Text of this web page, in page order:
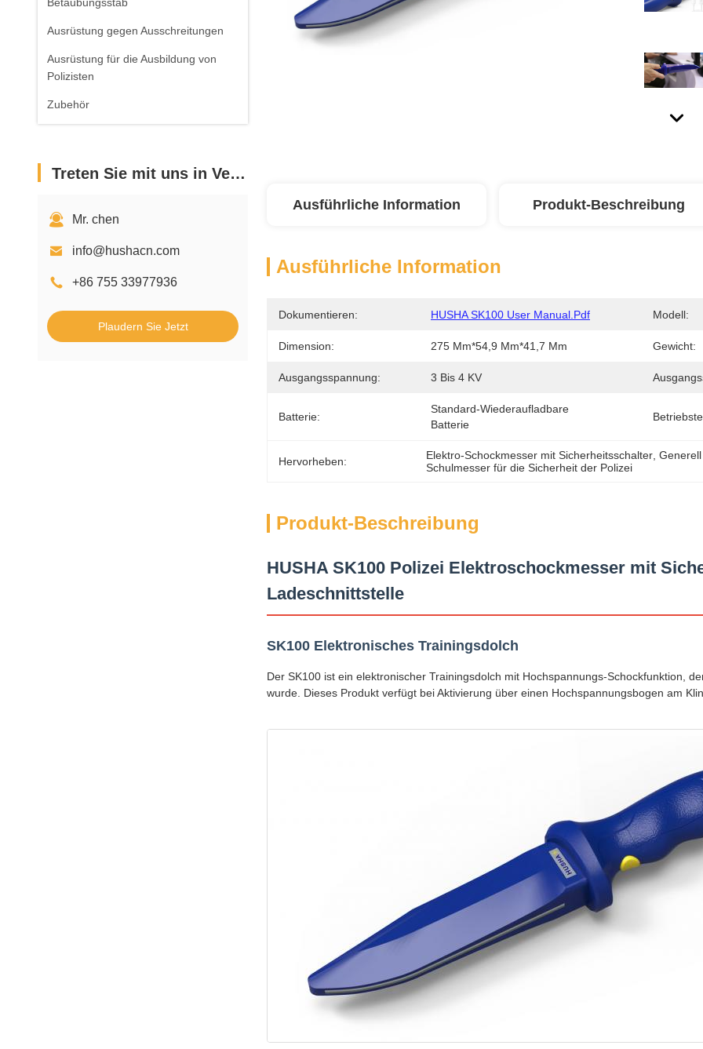
Ausrüstung gegen Ausschreitungen
Ausrüstung für die Ausbildung von
Polizisten
Zubehör
Treten Sie mit uns in Verbindung
Mr. chen
info@hushacn.com
+86 755 33977936
Plaudern Sie Jetzt
Ausführliche Information Produkt-Beschreibung
Ausführliche Information
Dokumentieren: HUSHA SK100 User Manual.pdf Modell:
Dimension: 275 Mm*54,9 Mm*41,7 Mm Gewicht:
Ausgangsspannung: 3 Bis 4 KV
Batterie:
Standard-Wiederaufladbare
Batterie
Hervorheben: Elektro-Schockmesser mit Sicherheitsschalter ,
Schulmesser für die Sicherheit der Polizei
Produkt-Beschreibung
HUSHA SK100 Polizei Elektroschockmesser mit
Ladeschnittstelle
SK100 Elektronisches Trainingsdolch
Der SK100 ist ein elektronischer Trainingsdolch mit Hochspannungs-Schockfunktion,
wurde. Dieses Produkt verfügt bei Aktivierung über einen Hochspannungsbogen am